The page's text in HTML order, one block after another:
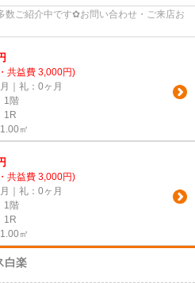
数ご紹介中です✿お問い合わせ・ご来店お
共益費 3,000円)
｜礼：0ヶ月
1階
1R
㎡
共益費 3,000円)
｜礼：0ヶ月
1階
1R
㎡
白楽